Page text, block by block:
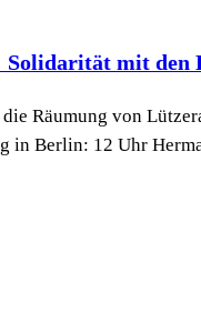
mit den
Räumung von
Berlin: 12 Uhr